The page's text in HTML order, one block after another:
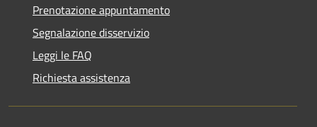
Prenotazione appuntamento
Segnalazione disservizio
Leggi le FAQ
Richiesta assistenza